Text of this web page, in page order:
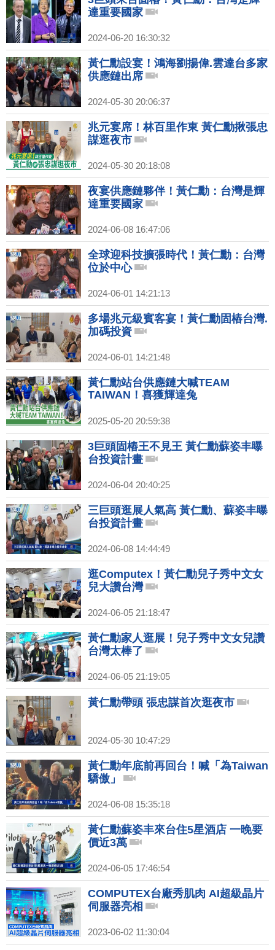
達重要國家
2024-06-20 16:30:32
黃仁勳設宴！鴻海劉揚偉.雲達台多家
供應鏈出席
2024-05-30 20:06:37
兆元宴席！林百里作東 黃仁勳揪張忠
謀逛夜市
2024-05-30 20:18:08
夜宴供應鏈夥伴！黃仁勳：台灣是輝
達重要國家
2024-06-08 16:47:06
全球迎科技擴張時代！黃仁勳：台灣
位於中心
2024-06-01 14:21:13
多場兆元級賓客宴！黃仁勳固樁台灣.
加碼投資
2024-06-01 14:21:48
黃仁勳站台供應鏈大喊TEAM
TAIWAN！喜獲輝達兔
2025-05-20 20:59:38
3巨頭固樁王不見王 黃仁勳蘇姿丰曝
台投資計畫
2024-06-04 20:40:25
三巨頭逛展人氣高 黃仁勳、蘇姿丰曝
台投資計畫
2024-06-08 14:44:49
逛Computex！黃仁勳兒子秀中文女
兒大讚台灣
2024-06-05 21:18:47
黃仁勳家人逛展！兒子秀中文女兒讚
台灣太棒了
2024-06-05 21:19:05
黃仁勳帶頭 張忠謀首次逛夜市
2024-05-30 10:47:29
黃仁勳年底前再回台！喊「為Taiwan
驕傲」
2024-06-08 15:35:18
黃仁勳蘇姿丰來台住5星酒店 一晚要
價近3萬
2024-06-05 17:46:54
COMPUTEX台廠秀肌肉 AI超級晶片
伺服器亮相
2023-06-02 11:30:04